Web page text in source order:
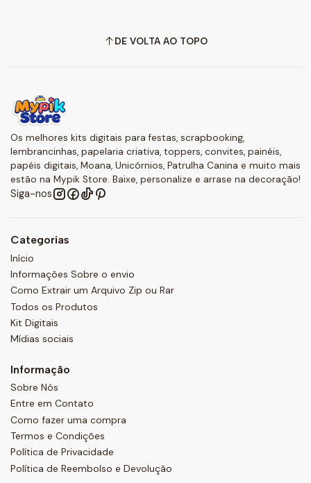
DE VOLTA AO TOPO
Os melhores kits digitais para festas, scrapbooking,
lembrancinhas, papelaria criativa, toppers, convites, painéis,
papéis digitais, Moana, Unicórnios, Patrulha Canina e muito mais
estão na Mypik Store. Baixe, personalize e arrase na decoração!
Siga-nos
Categorias
Início
Informações Sobre o envio
Como Extrair um Arquivo Zip ou Rar
Todos os Produtos
Kit Digitais
Mídias sociais
Informação
Sobre Nós
Entre em Contato
Como fazer uma compra
Termos e Condições
Política de Privacidade
Política de Reembolso e Devolução